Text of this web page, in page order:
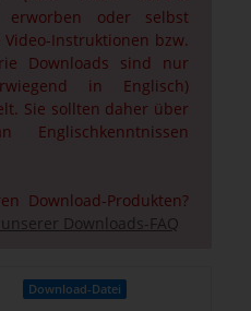
erworben oder selbst
Instruktionen bzw.
Downloads sind nur
in Englisch)
Sie sollten daher über
Download-Produkten?
Downloads-FAQ
Download-Datei